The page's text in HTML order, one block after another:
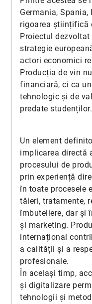
Germania,
rigoarea științifică
Proiectul
strategie
actori economici
Producția de vin
financiară, ci ca
tehnologic și de
predate studenților.
Un element
implicarea directă
procesului de
prin experiență
în toate procesele
tăieri, tratamente,
îmbuteliere, dar și
și marketing.
internațional
a calității și a
profesionale.
În același timp,
și digitalizare
tehnologii și